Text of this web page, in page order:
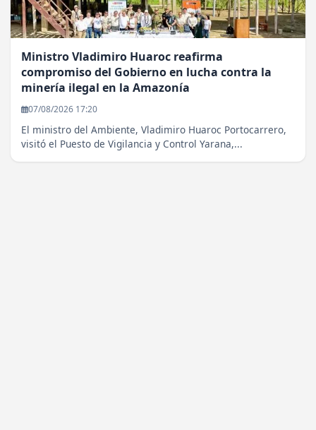
Ministro Vladimiro Huaroc reafirma
compromiso del Gobierno en lucha contra la
minería ilegal en la Amazonía
07/08/2026 17:20
El ministro del Ambiente, Vladimiro Huaroc Portocarrero,
visitó el Puesto de Vigilancia y Control Yarana,...